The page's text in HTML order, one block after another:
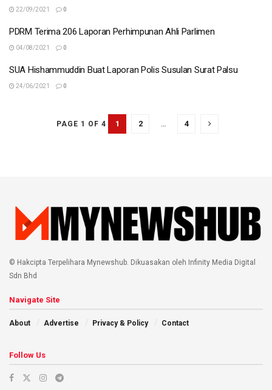
22/09/2021 0
PDRM Terima 206 Laporan Perhimpunan Ahli Parlimen
04/08/2021 0
SUA Hishammuddin Buat Laporan Polis Susulan Surat Palsu
24/06/2021 0
PAGE 1 OF 4 1 2 … 4
© Hakcipta Terpelihara Mynewshub. Dikuasakan oleh Infinity Media Digital
Sdn Bhd
Navigate Site
About Advertise Privacy & Policy Contact
Follow Us